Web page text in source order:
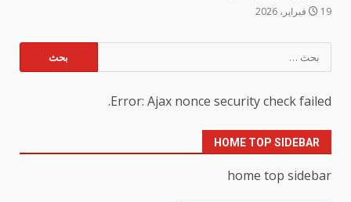
19 فبراير، 2026
عن:
Error: Ajax nonce security check failed.
HOME TOP SIDEBAR
home top sidebar